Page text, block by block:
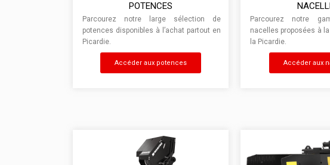
POTENCES
Parcourez notre large sélection de
potences disponibles à l’achat partout en
Picardie.
Accéder aux potences
Parcourez notre
nacelles proposées à
la Picardie.
Accéder aux